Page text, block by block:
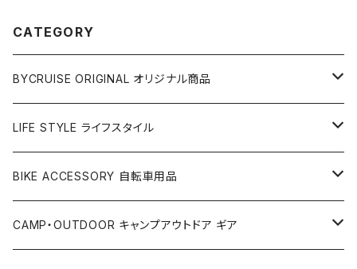
CATEGORY
BYCRUISE ORIGINAL オリジナル商品
アパレル
ベルト
Tシャツ
アクセサリー
キーホルダー
PET COLLECTION ペット用品
LIFE STYLE ライフスタイル
雑貨
カップ＆グラス
アパレル
BIKE ACCESSORY 自転車用品
アクセサリー
CAMP・OUTDOOR キャンプアウトドア ギア